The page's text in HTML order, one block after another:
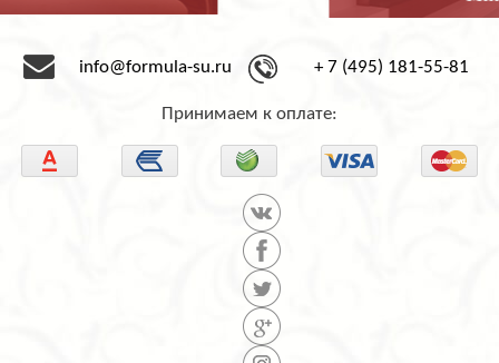
info@formula-su.ru + 7 (495) 181-55-81
Принимаем к оплате: